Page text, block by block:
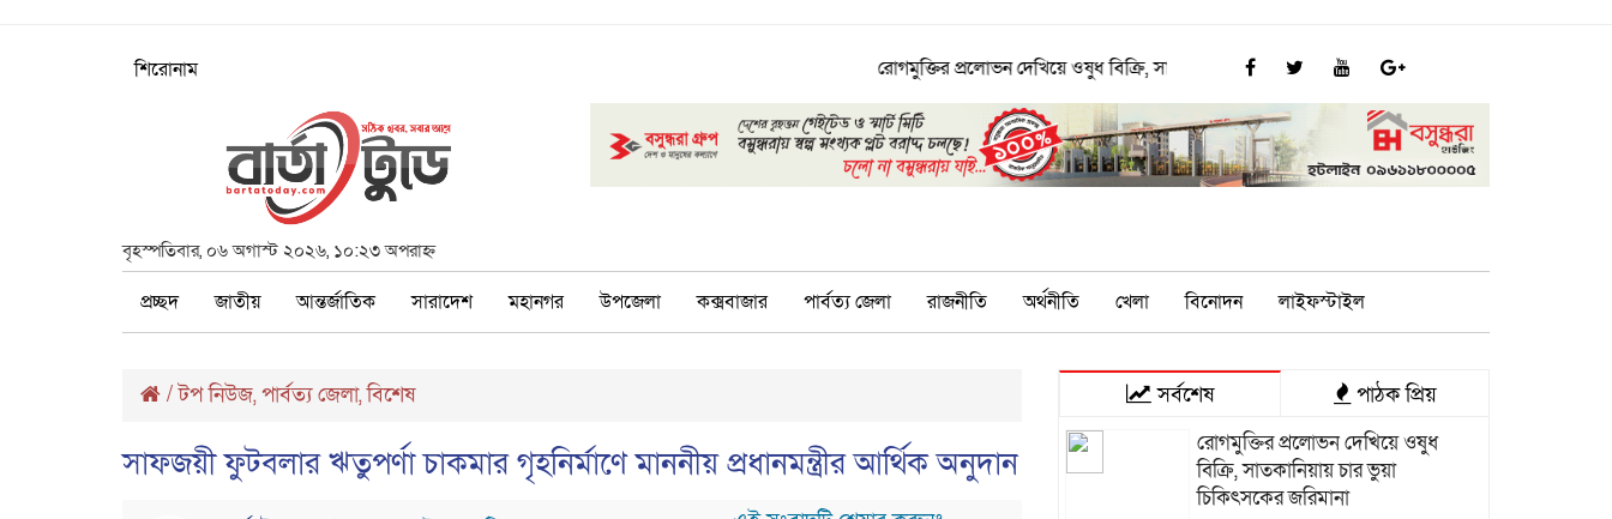
শিরোনাম রোগমুক্তির প্রলোভন দেখিয়ে ওষুধ বিক্রি, সাতকানিয়ায় চার ভুয়া চিকিৎসকের জরিমানা
বৃহস্পতিবার, ০৬ অগাস্ট ২০২৬, ১০:২৩ অপরাহ্ন
প্রচ্ছদ জাতীয় আন্তর্জাতিক সারাদেশ মহানগর উপজেলা কক্সবাজার পার্বত্য জেলা রাজনীতি অর্থনীতি খেলা বিনোদন লাইফস্টাইল
/টপ নিউজ,পার্বত্য জেলা,বিশেষ
সাফজয়ী ফুটবলার ঋতুপর্ণা চাকমার গৃহনির্মাণে মাননীয় প্রধানমন্ত্রীর আর্থিক অনুদান
সর্বশেষ পাঠক প্রিয়
রোগমুক্তির প্রলোভন দেখিয়ে ওষুধ
বিক্রি, সাতকানিয়ায় চার ভুয়া
চিকিৎসকের জরিমানা